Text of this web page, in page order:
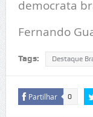
democrata
Fernando
Tags: Destaque
Partilhar 0